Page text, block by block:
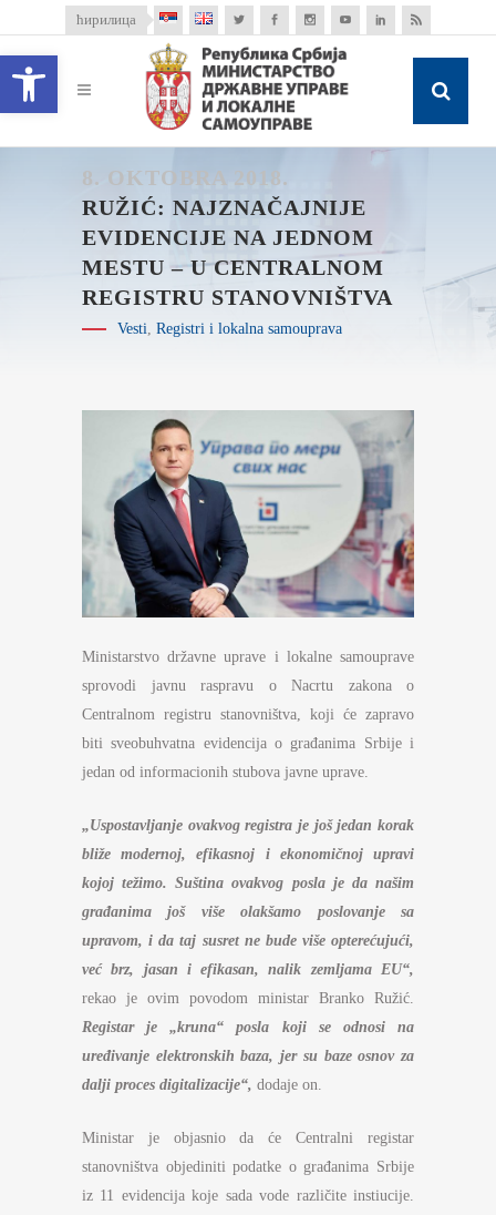
Open toolbar
ћирилица
8. OKTOBRA 2018.
RUŽIĆ: NAJZNAČAJNIJE
EVIDENCIJE NA JEDNOM
MESTU – U CENTRALNOM
REGISTRU STANOVNIŠTVA
Vesti, Registri i lokalna samouprava
Ministarstvo državne uprave i lokalne samouprave
sprovodi javnu raspravu o Nacrtu zakona o
Centralnom registru stanovništva, koji će zapravo
biti sveobuhvatna evidencija o građanima Srbije i
jedan od informacionih stubova javne uprave.
„Uspostavljanje ovakvog registra je još jedan korak
bliže modernoj, efikasnoj i ekonomičnoj upravi
kojoj težimo. Suština ovakvog posla je da našim
građanima još više olakšamo poslovanje sa
upravom, i da taj susret ne bude više opterećujući,
već brz, jasan i efikasan, nalik zemljama EU“,
rekao je ovim povodom ministar Branko Ružić.
Registar je „kruna“ posla koji se odnosi na
uređivanje elektronskih baza, jer su baze osnov za
dalji proces digitalizacije“, dodaje on.
Ministar je objasnio da će Centralni registar
stanovništva objediniti podatke o građanima Srbije
iz 11 evidencija koje sada vode različite instiucije.